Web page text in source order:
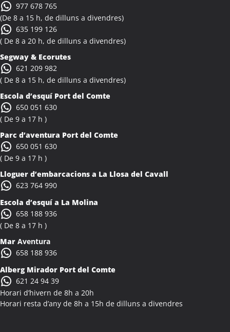
Activitats Família Amics Albinyana
Colònies Escolars Albinyana
Activitats Teambuilding Empreses Albiol
Activitats Família Amics Albiol
Colònies Escolars Albiol
Activitats Teambuilding Empreses Albocàsser
Colònies Escolars Albocàsser
Activitats Teambuilding Empreses Albons
Colònies Escolars Albons
Activitats Teambuilding Empreses Alcalà de Xivert
Colònies Escolars Alcalà de Xivert
Activitats Família Amics Alcanar
Colònies Escolars Alcanar
Activitats Família Amics Alcanó
Activitats Teambuilding Empreses Alcarràs
Activitats Família Amics Alcarràs
Colònies Escolars Alcarràs
977 678 765
(De 8 a 15 h, de dilluns a divendres)
635 199 126
( De 8 a 20 h, de dilluns a divendres)
Segway & Ecorutes
621 209 982
( De 8 a 15 h, de dilluns a divendres)
Escola d’esquí Port del Comte
650 051 630
( De 9 a 17 h )
Parc d’aventura Port del Comte
650 051 630
( De 9 a 17 h )
Lloguer d’embarcacions a La Llosa del Cavall
623 764 990
Escola d’esquí a La Molina
658 188 936
( De 8 a 17 h )
Mar Aventura
658 188 936
Alberg Mirador Port del Comte
621 24 94 39
Horari d’hivern de 8h a 20h
Horari resta d’any de 8h a 15h de dilluns a divendres